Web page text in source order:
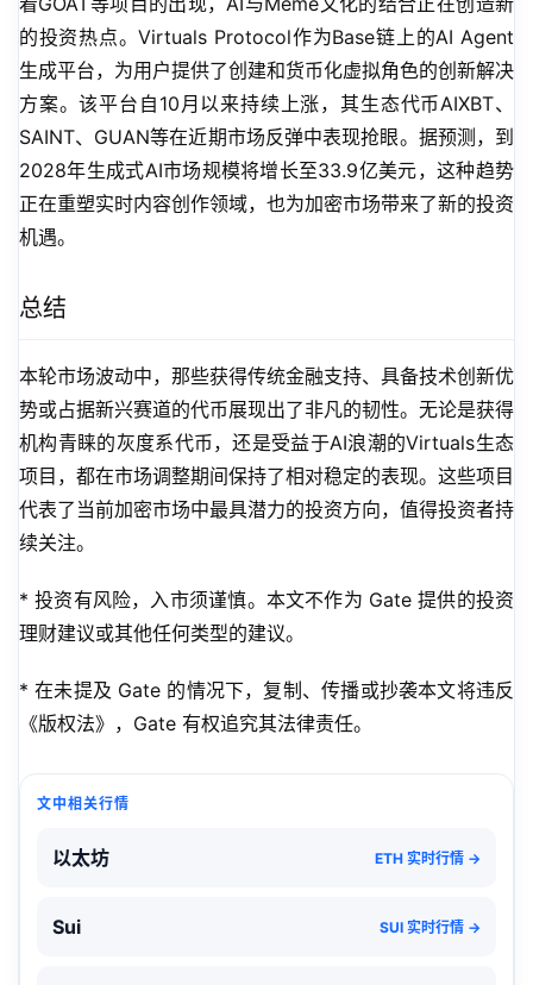
的投资热点。Virtuals Protocol作为Base链上的AI Agent
生成平台，为用户提供了创建和货币化虚拟角色的创新解决
方案。该平台自10月以来持续上涨，其生态代币AIXBT、
SAINT、GUAN等在近期市场反弹中表现抢眼。据预测，到
2028年生成式AI市场规模将增长至33.9亿美元，这种趋势
正在重塑实时内容创作领域，也为加密市场带来了新的投资
机遇。
总结
本轮市场波动中，那些获得传统金融支持、具备技术创新优
势或占据新兴赛道的代币展现出了非凡的韧性。无论是获得
机构青睐的灰度系代币，还是受益于AI浪潮的Virtuals生态
项目，都在市场调整期间保持了相对稳定的表现。这些项目
代表了当前加密市场中最具潜力的投资方向，值得投资者持
续关注。
* 投资有风险，入市须谨慎。本文不作为 Gate 提供的投资
理财建议或其他任何类型的建议。
* 在未提及 Gate 的情况下，复制、传播或抄袭本文将违反
《版权法》，Gate 有权追究其法律责任。
文中相关行情
以太坊 ETH 实时行情 →
Sui SUI 实时行情 →